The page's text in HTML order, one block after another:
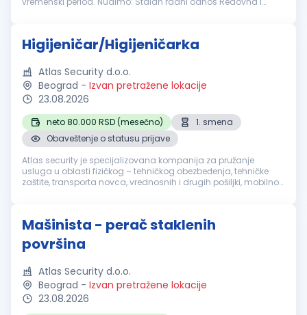
Higijeničar/Higijeničarka
Atlas Security d.o.o.
Beograd - Izvan pretražene lokacije
23.08.2026
neto 80.000 RSD (mesečno)
1. smena
Obaveštenje o statusu prijave
Atlas security je specijalizovana kompanija za pružanje
usluga u oblasti fizičkog – tehničkog obezbeđenja, tehničke
zaštite, transporta novca, vrednosnih i drugih pošiljki, mobilnog
Mašinista - perač staklenih
površina
Atlas Security d.o.o.
Beograd - Izvan pretražene lokacije
23.08.2026